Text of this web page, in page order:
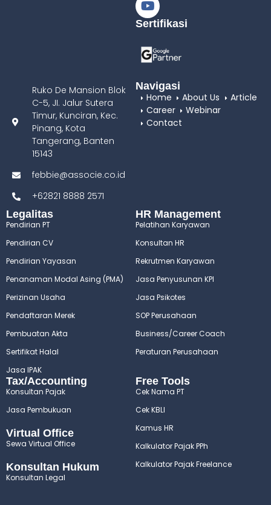
Ruko De Mansion Blok
C-5, JI. Jalur Sutera
Timur, Kunciran, Kec.
Pinang, Kota
Tangerang, Banten
15143
febbie@associe.co.id
+62821 8888 2571
Sertifikasi
Navigasi
Home
About Us
Article
Career
Webinar
Contact
Legalitas
Pendirian PT
Pendirian CV
Pendirian Yayasan
Penanaman Modal Asing (PMA)
Perizinan Usaha
Pendaftaran Merek
Pembuatan Akta
Sertifikat Halal
Jasa IPAK
HR Management
Pelatihan Karyawan
Konsultan HR
Rekrutmen Karyawan
Jasa Penyusunan KPI
Jasa Psikotes
SOP Perusahaan
Business/Career Coach
Peraturan Perusahaan
Tax/Accounting
Virtual Office
Sewa Virtual Office
Konsultan Hukum
Konsultan Pajak
Jasa Pembukuan
Konsultan Legal
Free Tools
Cek Nama PT
Cek KBLI
Kamus HR
Kalkulator Pajak PPh
Kalkulator Pajak Freelance